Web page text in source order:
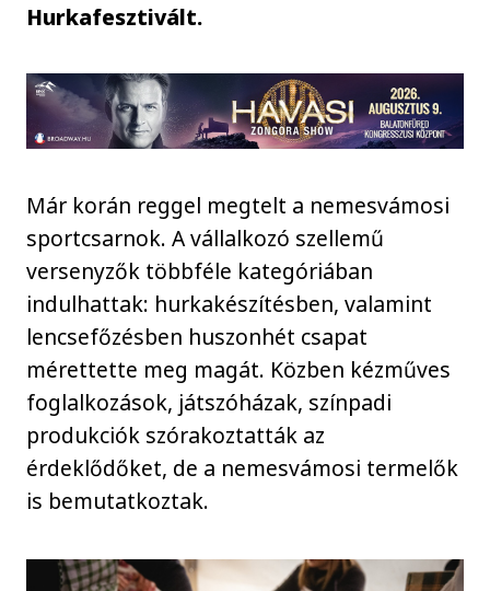
Hurkafesztivált.
Már korán reggel megtelt a nemesvámosi
sportcsarnok. A vállalkozó szellemű
versenyzők többféle kategóriában
indulhattak: hurkakészítésben, valamint
lencsefőzésben huszonhét csapat
mérettette meg magát. Közben kézműves
foglalkozások, játszóházak, színpadi
produkciók szórakoztatták az
érdeklődőket, de a nemesvámosi termelők
is bemutatkoztak.